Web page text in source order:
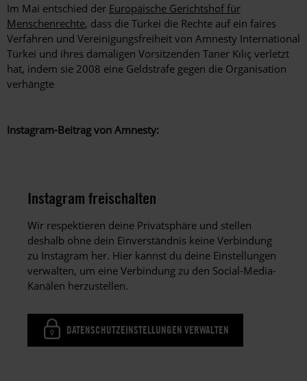
Im Mai entschied der Europäische Gerichtshof für
Menschenrechte, dass die Türkei die Rechte auf ein faires
Verfahren und Vereinigungsfreiheit von Amnesty International
Türkei und ihres damaligen Vorsitzenden Taner Kılıç verletzt
hat, indem sie 2008 eine Geldstrafe gegen die Organisation
verhängte
Instagram-Beitrag von Amnesty:
Instagram freischalten
Wir respektieren deine Privatsphäre und stellen
deshalb ohne dein Einverständnis keine Verbindung
zu Instagram her. Hier kannst du deine Einstellungen
verwalten, um eine Verbindung zu den Social-Media-
Kanälen herzustellen.
DATENSCHUTZEINSTELLUNGEN VERWALTEN